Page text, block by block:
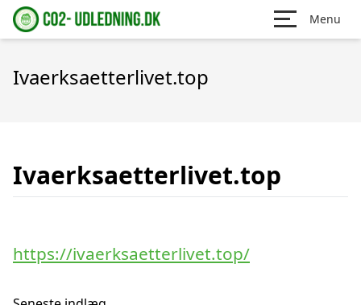
Menu
Ivaerksaetterlivet.top
Ivaerksaetterlivet.top
https://ivaerksaetterlivet.top/